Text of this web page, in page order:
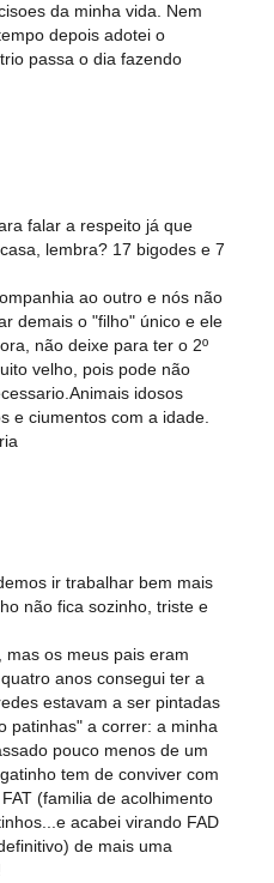
da minha vida. Nem
depois adotei o
passa o dia fazendo
falar a respeito já que
lembra? 17 bigodes e 7
ao outro e nós não
demais o "filho" único e ele
não deixe para ter o 2º
velho, pois pode não
idosos
e ciumentos com a idade.
ir trabalhar bem mais
não fica sozinho, triste e
os meus pais eram
anos consegui ter a
estavam a ser pintadas
patinhas" a correr: a minha
pouco menos de um
tem de conviver com
(familia de acolhimento
acabei virando FAD
de mais uma